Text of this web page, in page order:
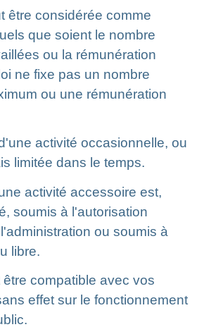
être considérée comme
que soient le nombre
ou la rémunération
ne fixe pas un nombre
ou une rémunération
activité occasionnelle, ou
limitée dans le temps.
activité accessoire est,
soumis à l'autorisation
ou soumis à
libre.
compatible avec vos
effet sur le fonctionnement